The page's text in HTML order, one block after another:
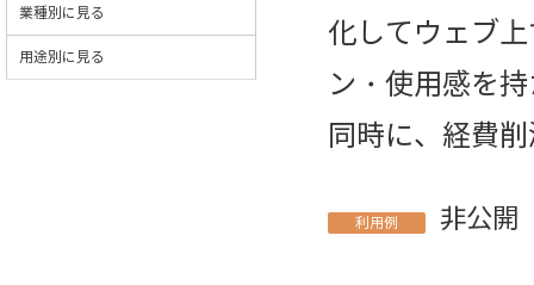
化してウェブ
ン・使用感を
同時に、経費
利用例 非公開
業種別に見る
用途別に見る